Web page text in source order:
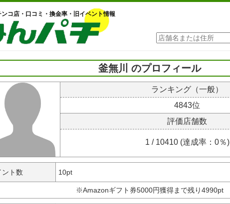
コ店・口コミ・換金率・旧イベント情報
釜無川 のプロフィール
ランキング（一般）
4843位
評価店舗数
1 / 10410 (達成率：0％)
ント数 10pt
※Amazonギフト券5000円獲得まで残り4990pt